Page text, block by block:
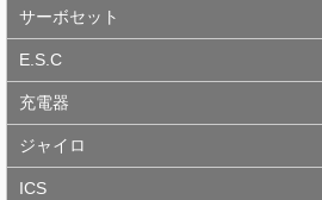
サーボセット
E.S.C
充電器
ジャイロ
ICS